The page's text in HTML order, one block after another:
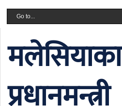
मलेसियाका